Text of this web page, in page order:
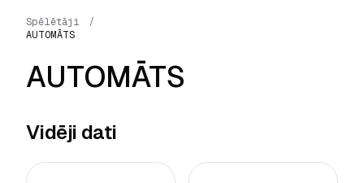
Spēlētāji
/
AUTOMĀTS
AUTOMĀTS
Vidēji dati